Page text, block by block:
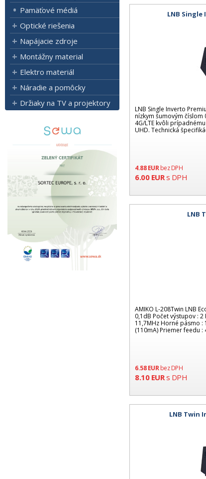
Pamäťové médiá
Optické riešenia
Napájacie zdroje
Montážny material
Elektro materiál
Náradie a pomôcky
Držiaky na TV a projektory
LNB
LNB Single Inverto
nízkym šumovým číslom
4G/LTE kvôli
UHD. Technická
4.88EUR bez DPH
6.00EURs DPH
LNB
AMIKO L-208Twin LNB
0,1dB Počet výstupov :
11,7MHz Horné pásmo :
(110mA) Priemer feedu
6.58EUR bez DPH
8.10EURs DPH
LNB Twin